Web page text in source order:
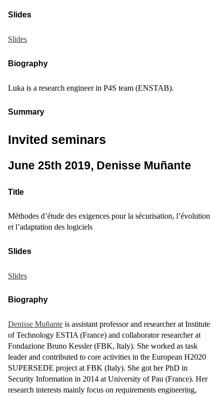
Slides
Slides
Biography
Luka is a research engineer in P4S team (ENSTAB).
Summary
Invited seminars
June 25th 2019, Denisse Muñante
Title
Méthodes d’étude des exigences pour la sécurisation, l’évolution
et l’adaptation des logiciels
Slides
Slides
Biography
Denisse Muñante is assistant professor and researcher at Institute
of Technology ESTIA (France) and collaborator researcher at
Fondazione Bruno Kessler (FBK, Italy). She worked as task
leader and contributed to core activities in the European H2020
SUPERSEDE project at FBK (Italy). She got her PhD in
Security Information in 2014 at University of Pau (France). Her
research interests mainly focus on requirements engineering,